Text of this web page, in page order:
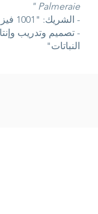
Palmeraie "
- الشريك: "1001 فيز للموئل"
- تصميم وتدريب
النباتات"